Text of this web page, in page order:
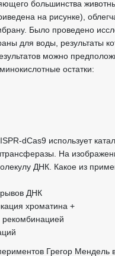
большинства
на рисунке),
Было проведено
для воды, результаты
можно
остатки:
dCas9 использует
На
ДНК. Какое из
ДНК
хроматина +
рекомбинацией
Грегор Мендель